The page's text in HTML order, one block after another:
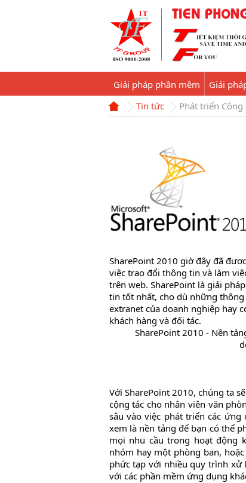
Giải pháp phần mềm Giải
Tin tức
Phát triển
SharePoint 2010 giờ đây đã
việc trao đổi thông tin và làm
trên web. SharePoint là giải
tin tốt nhất, cho dù những
extranet của doanh nghiệp hay
khách hàng và đối tác.
SharePoint 2010 - Nền
Với SharePoint 2010, chúng ta
cộng tác cho nhân viên văn
sâu vào việc phát triển các
xem là nền tảng để bạn có thể
mọi nhu cầu trong hoạt động
nhóm hay một phòng ban,
phức tạp với nhiều quy trình xử
với các phần mềm ứng dụng